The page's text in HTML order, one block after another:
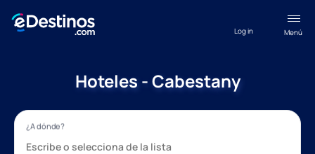
Menú
Log in
Hoteles - Cabestany